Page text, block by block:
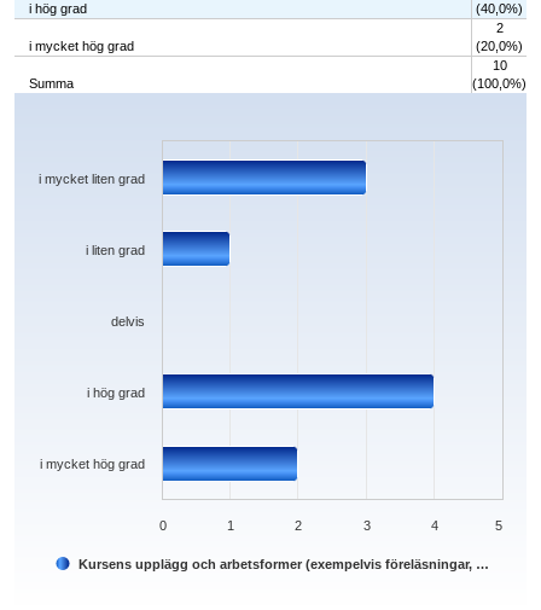
i hög grad
(40,0%)
i mycket hög grad
2
(20,0%)
Summa
10
(100,0%)
Chart
The chart has 1 X axis displaying categories.
The chart has 1 Y axis displaying values. Data ranges from 0 to 4.
Kursens upplägg och arbetsformer (exempelvis föreläsningar, …
i mycket hög grad
i hög grad
delvis
i liten grad
i mycket liten grad
0 1 2 3 4 5